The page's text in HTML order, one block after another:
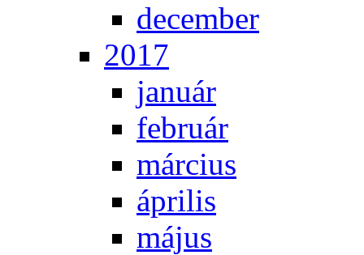
de­cem­ber
2017
ja­nu­ár
feb­ru­ár
már­ci­us
áp­ri­lis
má­jus